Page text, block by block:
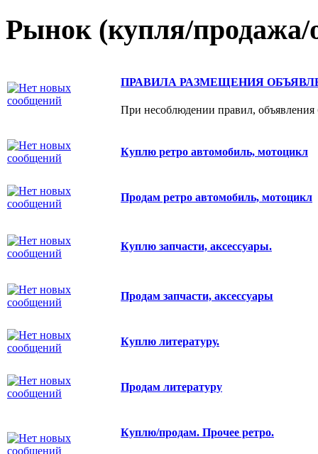
Рынок (купля/продажа/
ПРАВИЛА РАЗМЕЩЕНИЯ
При несоблюдении правил, объявления
Куплю ретро автомобиль, мотоцикл
Продам ретро автомобиль, мотоцикл
Куплю запчасти, аксессуары.
Продам запчасти, аксессуары
Куплю литературу.
Продам литературу
Куплю/продам. Прочее ретро.